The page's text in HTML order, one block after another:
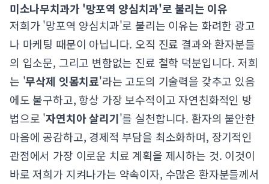
미소나무치과가 '망포역 양심치과'로 불리는 이유
저희가 '망포역 양심치과'로 불리는 이유는 화려한 광고
나 마케팅 때문이 아닙니다. 오직 진료 결과와 환자분들
의 입소문, 그리고 변함없는 진료 철학 덕분입니다. 저희
는 '무삭제 잇몸치료'라는 고도의 기술력을 갖추고 있음
에도 불구하고, 항상 가장 보수적이고 자연친화적인 방
법으로 '자연치아 살리기'를 실천합니다. 환자의 불안한
마음에 공감하고, 경제적 부담을 최소화하며, 장기적인
관점에서 가장 이로운 치료 계획을 제시하는 것. 이것이
바로 저희가 지켜나가는 약속이자, 수많은 환자분들께서